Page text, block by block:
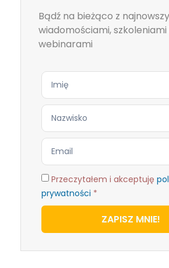
Bądź na bieżąco z
wiadomościami, szkoleniami
webinarami
Przeczytałem i akceptuję
prywatności *
ZAPISZ MNIE!